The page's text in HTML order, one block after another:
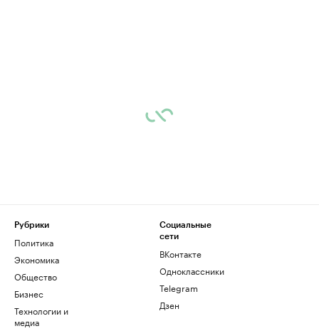
Рубрики
Политика
Экономика
Общество
Бизнес
Технологии и
медиа
Социальные
сети
ВКонтакте
Одноклассники
Telegram
Дзен